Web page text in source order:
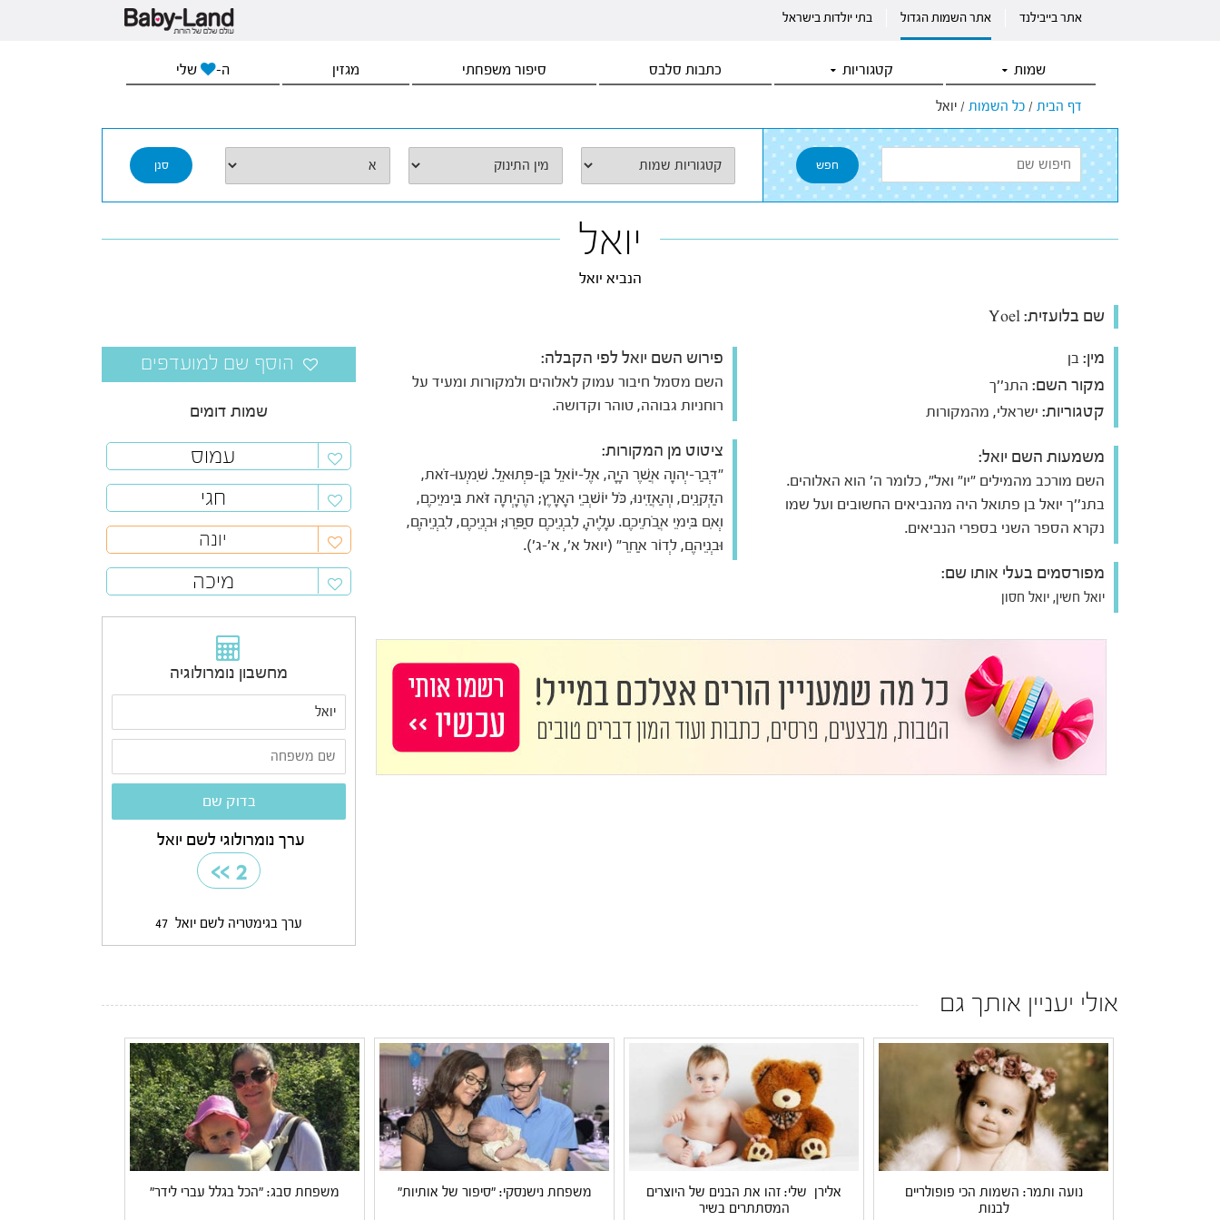
אתר בייבילנד אתר השמות הגדול בתי יולדות בישראל
שמות קטגוריות כתבות סלבס סיפור משפחתי מגזין ה- שלי
דף הבית / כל השמות / יואל
יואל
הנביא יואל
שם בלועזית:
מין: בן
מקור השם: התנ''ך
קטגוריות: ישראלי, מהמקורות
משמעות השם יואל:
השם מורכב מהמילים "יו" ואל", כלומר ה' הוא האלוהים.
בתנ''ך יואל בן פתואל היה מהנביאים החשובים ועל שמו
נקרא הספר השני בספרי הנביאים.
מפורסמים בעלי אותו שם:
יואל חשין, יואל חסון
פירוש השם יואל לפי הקבלה:
השם מסמל חיבור עמוק לאלוהים ולמקורות ומעיד על
רוחניות גבוהה, טוהר וקדושה.
ציטוט מן המקורות:
"דְּבַר-יְהוָה אֲשֶׁר הָיָה, אֶל-יוֹאֵל בֶּן-פְּתוּאֵל. שִׁמְעוּ-זֹאת,
הַזְּקֵנִים, וְהַאֲזִינוּ, כֹּל יוֹשְׁבֵי הָאָרֶץ; הֶהָיְתָה זֹּאת בִּימֵיכֶם,
וְאִם בִּימֵי אֲבֹתֵיכֶם. עָלֶיהָ, לִבְנֵיכֶם סַפֵּרוּ; וּבְנֵיכֶם, לִבְנֵיהֶם,
וּבְנֵיהֶם, לְדוֹר אַחֵר" (יואל א', א'-ג').
שמות דומים
עמוס
חגי
יונה
מיכה
מחשבון נומרולוגיה
ערך נומרולוגי לשם יואל
2
>>
ערך בגימטריה לשם יואל 47
אולי יעניין אותך גם
נועה ותמר: השמות הכי פופולריים
לבנות
אלירן שלי: זהו את הבנים של היוצרים
המסתתרים בשיר
משפחת נישנסקי: "סיפור של אותיות" משפחת סבג: "הכל בגלל עברי לידר"